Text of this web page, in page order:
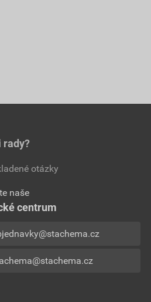
rady?
otázky
naše
centrum